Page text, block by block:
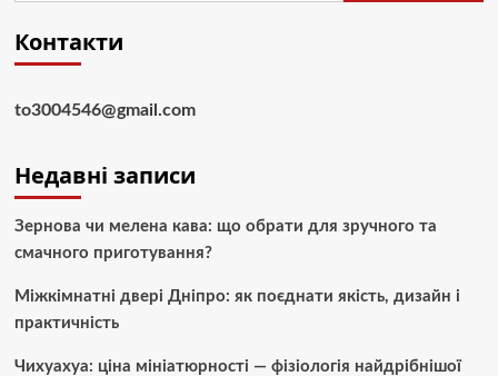
Контакти
to3004546@gmail.com
Недавні записи
Зернова чи мелена кава: що обрати для зручного та
смачного приготування?
Міжкімнатні двері Дніпро: як поєднати якість, дизайн і
практичність
Чихуахуа: ціна мініатюрності — фізіологія найдрібнішої